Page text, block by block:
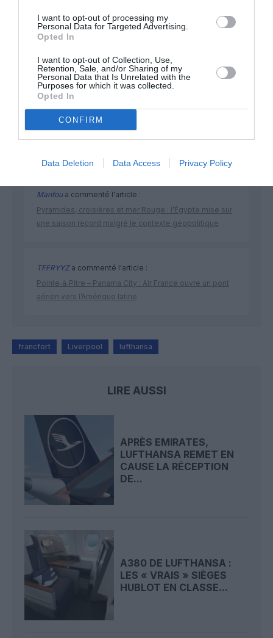
I want to opt-out of processing my
Personal Data for Targeted Advertising.
Opted In
I want to opt-out of Collection, Use,
Retention, Sale, and/or Sharing of my
Personal Data that Is Unrelated with the
Purposes for which it was collected.
Opted In
CONFIRM
Data Deletion Data Access Privacy Policy
Manfoua commenté l'article :
Pyramides, croisières et mer Rouge : l’Égypte mise sur
une saison record malgré le contexte géopolitique
TFFRYYZa commenté l'article :
Pointe‑à‑Pitre – Panama City : Air France ouvre un pont
aérien vers l’Amérique latine
francfort Liverpool lufthansa
LIRE AUSSI
APRÈS EMIRATES,
LUFTHANSA REMET EN
CAUSE LA RÉCEPTION
DE...
A380 DE LUFTHANSA :
LES « VRAIS » SIÈGES
HUBLOT EN CLASSE...